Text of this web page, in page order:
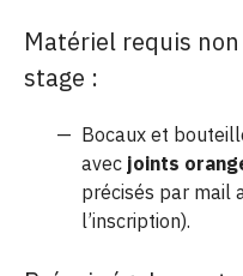
Matériel requis
stage :
Bocaux et
avec joints
précisés par mail
l’inscription).